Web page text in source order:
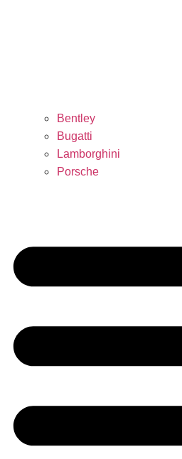
Bentley
Bugatti
Lamborghini
Porsche